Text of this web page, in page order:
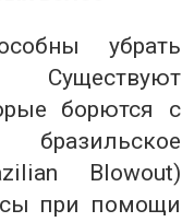
убрать
борются с
Blowout)
при помощи